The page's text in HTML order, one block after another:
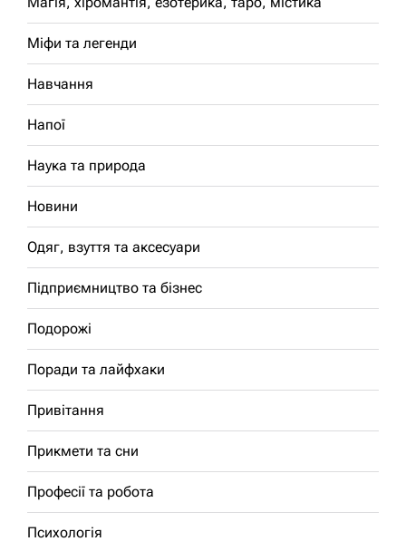
Міфи та легенди
Навчання
Напої
Наука та природа
Новини
Одяг, взуття та аксесуари
Підприємництво та бізнес
Подорожі
Поради та лайфхаки
Привітання
Прикмети та сни
Професії та робота
Психологія